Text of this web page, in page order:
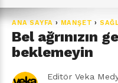
ANA SAYFA › MANŞET ›
Bel ağrınızın
beklemeyin
Editör Veka